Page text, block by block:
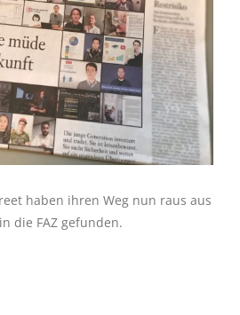
haben ihren Weg nun raus aus
die FAZ gefunden.